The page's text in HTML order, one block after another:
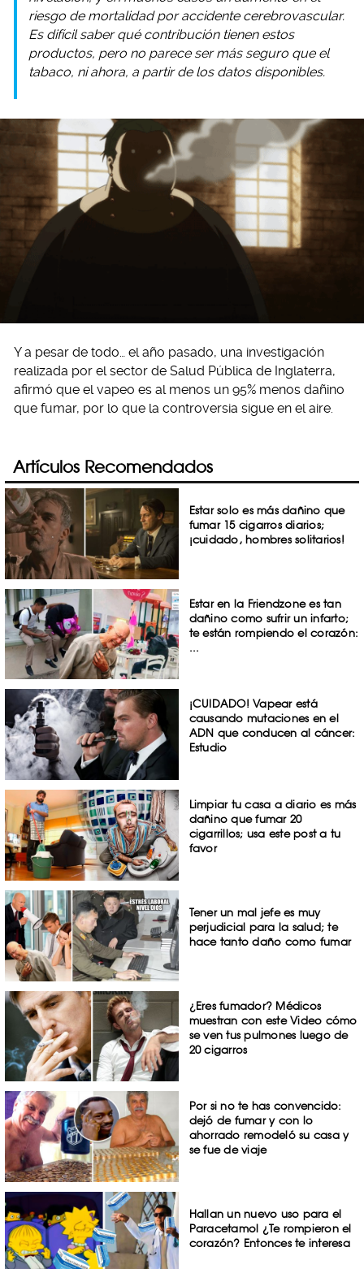
riesgo de mortalidad por accidente cerebrovascular.
Es difícil saber qué contribución tienen estos
productos, pero no parece ser más seguro que el
tabaco, ni ahora, a partir de los datos disponibles.
Y a pesar de todo… el año pasado, una investigación
realizada por el sector de Salud Pública de Inglaterra,
afirmó que el vapeo es al menos un 95% menos dañino
que fumar, por lo que la controversia sigue en el aire.
Artículos Recomendados
Estar solo es más dañino que
fumar 15 cigarros diarios;
¡cuidado, hombres solitarios!
Estar en la Friendzone es tan
dañino como sufrir un infarto;
te están rompiendo el corazón:
...
¡CUIDADO! Vapear está
causando mutaciones en el
ADN que conducen al cáncer:
Estudio
Limpiar tu casa a diario es más
dañino que fumar 20
cigarrillos; usa este post a tu
favor
Tener un mal jefe es muy
perjudicial para la salud; te
hace tanto daño como fumar
¿Eres fumador? Médicos
muestran con este Video cómo
se ven tus pulmones luego de
20 cigarros
Por si no te has convencido:
dejó de fumar y con lo
ahorrado remodeló su casa y
se fue de viaje
Hallan un nuevo uso para el
Paracetamol ¿Te rompieron el
corazón? Entonces te interesa